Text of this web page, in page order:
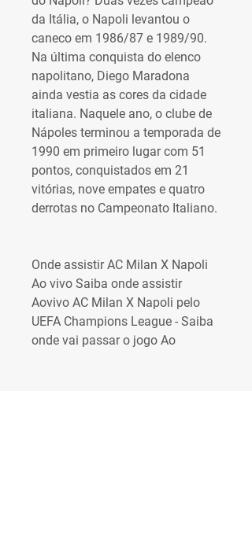
da Itália, o Napoli levantou o
caneco em 1986/87 e 1989/90.
Na última conquista do elenco
napolitano, Diego Maradona
ainda vestia as cores da cidade
italiana. Naquele ano, o clube de
Nápoles terminou a temporada de
1990 em primeiro lugar com 51
pontos, conquistados em 21
vitórias, nove empates e quatro
derrotas no Campeonato Italiano.
Onde assistir AC Milan X Napoli
Ao vivo Saiba onde assistir
Aovivo AC Milan X Napoli pelo
UEFA Champions League - Saiba
onde vai passar o jogo Ao